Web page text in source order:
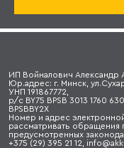
ИП Войналович Александр
Юр.адрес: г. Минск,
УНП 191867772,
р/с BY75 BPSB 3013 1760
BPSBBY2X
Номер и адрес
рассматривать обращения
предусмотренных
+375 (29) 395 21 12,